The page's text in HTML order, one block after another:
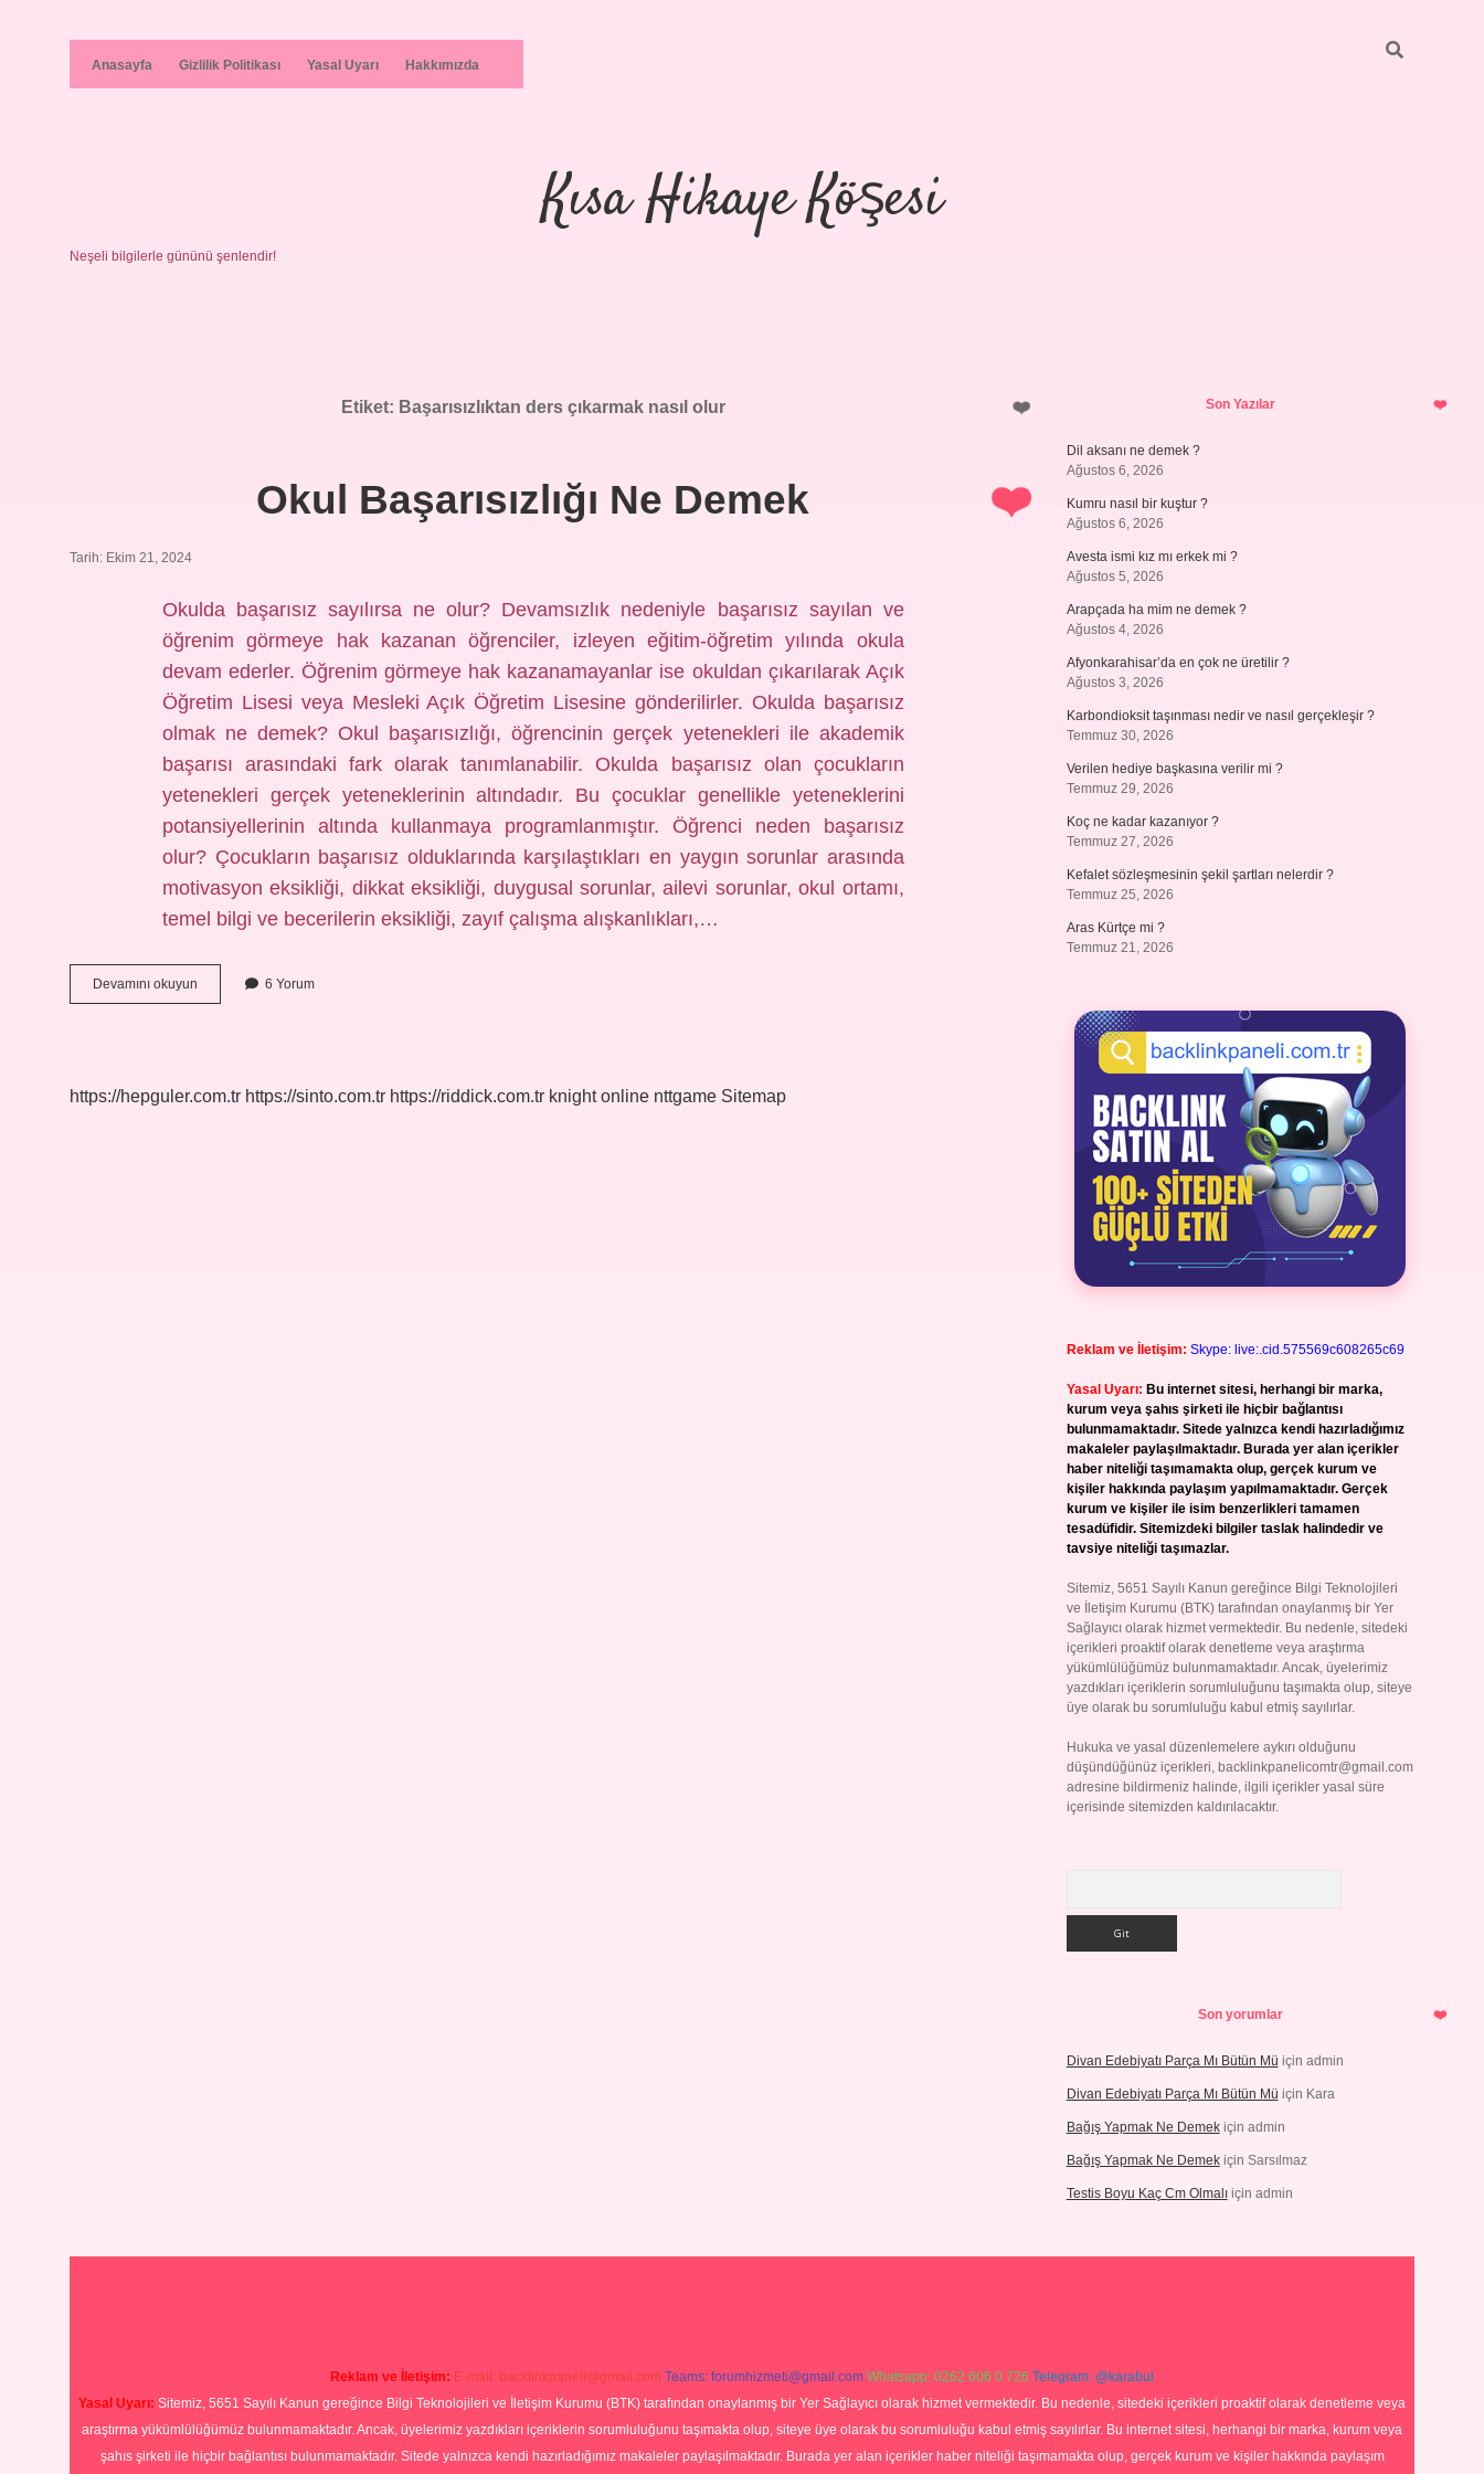
Anasayfa Gizlilik Politikası Yasal Uyarı Hakkımızda
Kısa Hikaye Köşesi
Neşeli bilgilerle gününü şenlendir!
Etiket: Başarısızlıktan ders çıkarmak nasıl olur
Okul Başarısızlığı Ne Demek
Tarih: Ekim 21, 2024
Okulda başarısız sayılırsa ne olur? Devamsızlık nedeniyle başarısız sayılan ve
öğrenim görmeye hak kazanan öğrenciler, izleyen eğitim-öğretim yılında okula
devam ederler. Öğrenim görmeye hak kazanamayanlar ise okuldan çıkarılarak Açık
Öğretim Lisesi veya Mesleki Açık Öğretim Lisesine gönderilirler. Okulda başarısız
olmak ne demek? Okul başarısızlığı, öğrencinin gerçek yetenekleri ile akademik
başarısı arasındaki fark olarak tanımlanabilir. Okulda başarısız olan çocukların
yetenekleri gerçek yeteneklerinin altındadır. Bu çocuklar genellikle yeteneklerini
potansiyellerinin altında kullanmaya programlanmıştır. Öğrenci neden başarısız
olur? Çocukların başarısız olduklarında karşılaştıkları en yaygın sorunlar arasında
motivasyon eksikliği, dikkat eksikliği, duygusal sorunlar, ailevi sorunlar, okul ortamı,
temel bilgi ve becerilerin eksikliği, zayıf çalışma alışkanlıkları,…
Devamını okuyun
Başarısızlığı
6 Yorum
https://hepguler.com.tr https://sinto.com.tr https://riddick.com.tr knight online nttgame Sitemap
SidebarSon Yazılar
Dil aksanı ne demek ?
Ağustos 6, 2026
Kumru nasıl bir kuştur ?
Ağustos 6, 2026
Avesta ismi kız mı erkek mi ?
Ağustos 5, 2026
Arapçada ha mim ne demek ?
Ağustos 4, 2026
Afyonkarahisar’da en çok ne üretilir ?
Ağustos 3, 2026
Karbondioksit taşınması nedir ve nasıl gerçekleşir ?
Temmuz 30, 2026
Verilen hediye başkasına verilir mi ?
Temmuz 29, 2026
Koç ne kadar kazanıyor ?
Temmuz 27, 2026
Kefalet sözleşmesinin şekil şartları nelerdir ?
Temmuz 25, 2026
Aras Kürtçe mi ?
Temmuz 21, 2026
Reklam ve İletişim: Skype: live:.cid.575569c608265c69
Yasal Uyarı: Bu internet sitesi, herhangi bir marka,
kurum veya şahıs şirketi ile hiçbir bağlantısı
bulunmamaktadır. Sitede yalnızca kendi hazırladığımız
makaleler paylaşılmaktadır. Burada yer alan içerikler
haber niteliği taşımamakta olup, gerçek kurum ve
kişiler hakkında paylaşım yapılmamaktadır. Gerçek
kurum ve kişiler ile isim benzerlikleri tamamen
tesadüfidir. Sitemizdeki bilgiler taslak halindedir ve
tavsiye niteliği taşımazlar.
Sitemiz, 5651 Sayılı Kanun gereğince Bilgi Teknolojileri
ve İletişim Kurumu (BTK) tarafından onaylanmış bir Yer
Sağlayıcı olarak hizmet vermektedir. Bu nedenle, sitedeki
içerikleri proaktif olarak denetleme veya araştırma
yükümlülüğümüz bulunmamaktadır. Ancak, üyelerimiz
yazdıkları içeriklerin sorumluluğunu taşımakta olup, siteye
üye olarak bu sorumluluğu kabul etmiş sayılırlar.
Hukuka ve yasal düzenlemelere aykırı olduğunu
düşündüğünüz içerikleri, backlinkpanelicomtr@gmail.com
adresine bildirmeniz halinde, ilgili içerikler yasal süre
içerisinde sitemizden kaldırılacaktır.
Son yorumlar
Divan Edebiyatı Parça Mı Bütün Mü için admin
Divan Edebiyatı Parça Mı Bütün Mü için Kara
Bağış Yapmak Ne Demekiçin admin
Bağış Yapmak Ne Demekiçin Sarsılmaz
Testis Boyu Kaç Cm Olmalıiçin admin
Reklam ve İletişim: E-mail: backlinkpaneli@gmail.com Teams: forumhizmeti@gmail.com Whatsapp: 0262 606 0 726 Telegram: @karabul
Yasal Uyarı: Sitemiz, 5651 Sayılı Kanun gereğince Bilgi Teknolojileri ve İletişim Kurumu (BTK) tarafından onaylanmış bir Yer Sağlayıcı olarak hizmet vermektedir. Bu nedenle, sitedeki içerikleri proaktif olarak denetleme veya
araştırma yükümlülüğümüz bulunmamaktadır. Ancak, üyelerimiz yazdıkları içeriklerin sorumluluğunu taşımakta olup, siteye üye olarak bu sorumluluğu kabul etmiş sayılırlar. Bu internet sitesi, herhangi bir marka, kurum veya
şahıs şirketi ile hiçbir bağlantısı bulunmamaktadır. Sitede yalnızca kendi hazırladığımız makaleler paylaşılmaktadır. Burada yer alan içerikler haber niteliği taşımamakta olup, gerçek kurum ve kişiler hakkında paylaşım